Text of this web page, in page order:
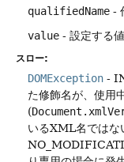
qualifiedName -
value - 設定する
スロー:
DOMException -
た修飾名が、使用
(
いるXML名ではな